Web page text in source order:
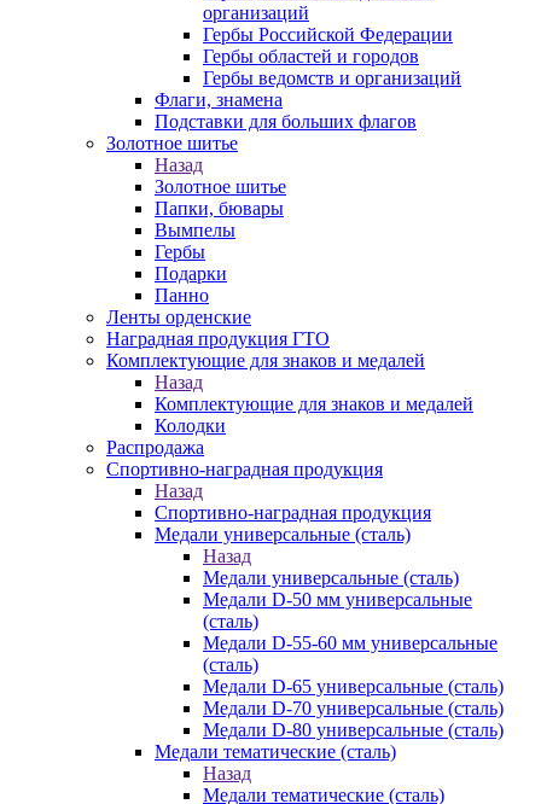
организаций
Гербы Российской Федерации
Гербы областей и городов
Гербы ведомств и организаций
Флаги, знамена
Подставки для больших флагов
Золотное шитье
Назад
Золотное шитье
Папки, бювары
Вымпелы
Гербы
Подарки
Панно
Ленты орденские
Наградная продукция ГТО
Комплектующие для знаков и медалей
Назад
Комплектующие для знаков и медалей
Колодки
Распродажа
Спортивно-наградная продукция
Назад
Спортивно-наградная продукция
Медали универсальные (сталь)
Назад
Медали универсальные (сталь)
Медали D-50 мм универсальные
(сталь)
Медали D-55-60 мм универсальные
(сталь)
Медали D-65 универсальные (сталь)
Медали D-70 универсальные (сталь)
Медали D-80 универсальные (сталь)
Медали тематические (сталь)
Назад
Медали тематические (сталь)